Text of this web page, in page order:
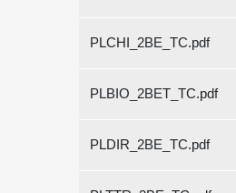
PLCHI_2BE_TC.pdf
PLBIO_2BET_TC.pdf
PLDIR_2BE_TC.pdf